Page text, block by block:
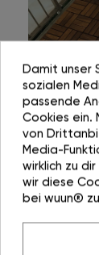
Damit unser
sozialen
passende
Cookies ein.
von
Media-
wirklich zu
wir diese
bei wuun®